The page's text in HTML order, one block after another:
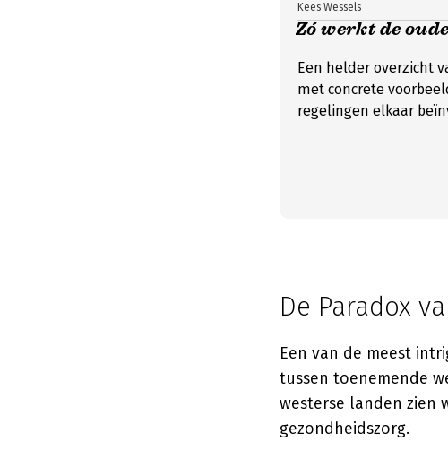
Zó werkt de
Kees Wessels
Een helder overzicht
met concrete
regelingen elkaar
De Paradox
Een van de meest
tussen toenemende
westerse landen zien
gezondheidszorg.